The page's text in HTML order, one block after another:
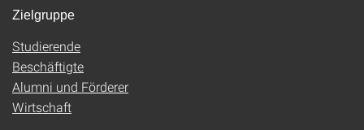
Zielgruppe
Studierende
Beschäftigte
Alumni und Förderer
Wirtschaft